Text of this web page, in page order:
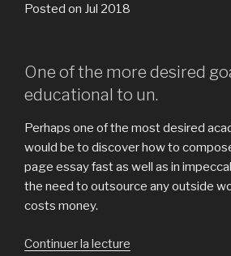
Posted on Jul 2018
One of the more desired
educational to un.
Perhaps one of the most desired
would be to discover how to
page essay fast as well as in
the need to outsource any outside
costs money.
Continuer la lecture